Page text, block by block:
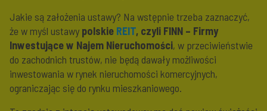
Jakie są założenia ustawy? Na wstępnie trzeba zaznaczyć,
że w myśl ustawy polskie REIT, czyli FINN – Firmy
Inwestujące w Najem Nieruchomości, w przeciwieństwie
do zachodnich trustów, nie będą dawały możliwości
inwestowania w rynek nieruchomości komercyjnych,
ograniczając się do rynku mieszkaniowego.